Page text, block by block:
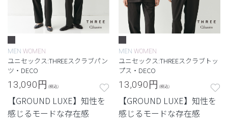
MEN WOMEN
ユニセックス:THREEスクラブパン
ツ・DECO
13,090円 (税込)
【GROUND LUXE】知性を
感じるモードな存在感
MEN WOMEN
ユニセックス:THREEスクラブトッ
プス・DECO
13,090円 (税込)
【GROUND LUXE】知性を
感じるモードな存在感